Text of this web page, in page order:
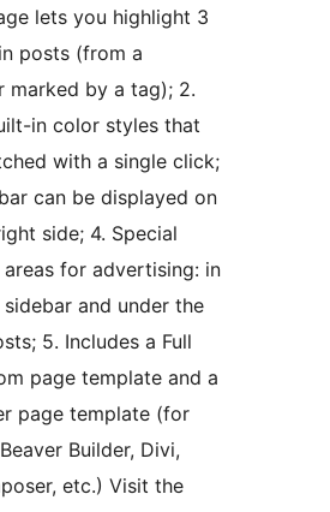
lets you highlight 3
posts (from a
marked by a tag); 2.
in color styles that
with a single click;
can be displayed on
side; 4. Special
for advertising: in
sidebar and under the
5. Includes a Full
page template and a
page template (for
Builder, Divi,
etc.) Visit the